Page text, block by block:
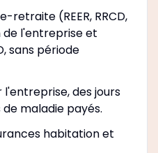
retraite (REER, RRCD,
de l'entreprise et
sans période
l'entreprise, des jours
maladie payés.
habitation et